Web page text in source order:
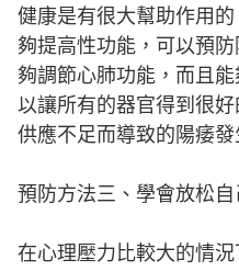
健康是有很大幫助作用
夠提高性功能，可以預
夠調節心肺功能，而且
以讓所有的器官得到很
供應不足而導致的陽痿發
預防方法三、學會放松自
在心理壓力比較大的情